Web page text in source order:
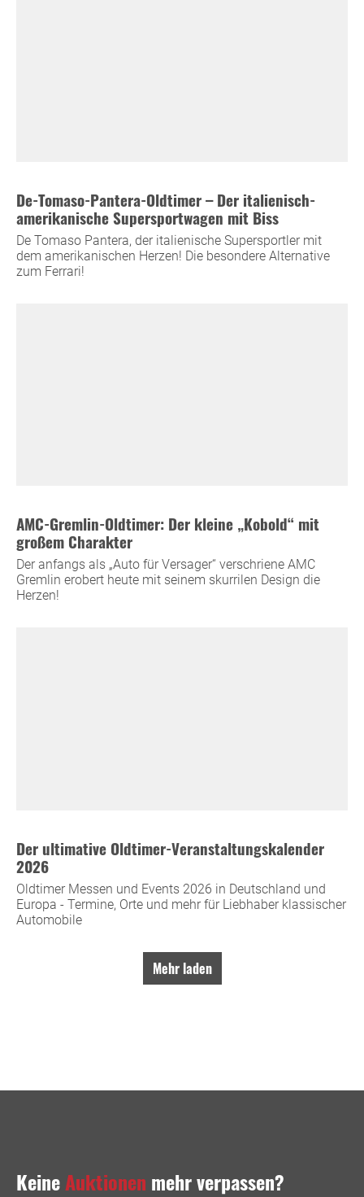
De-Tomaso-Pantera-Oldtimer – Der italienisch-
amerikanische Supersportwagen mit Biss
De Tomaso Pantera, der italienische Supersportler mit
dem amerikanischen Herzen! Die besondere Alternative
zum Ferrari!
AMC-Gremlin-Oldtimer: Der kleine „Kobold“ mit
großem Charakter
Der anfangs als „Auto für Versager“ verschriene AMC
Gremlin erobert heute mit seinem skurrilen Design die
Herzen!
Der ultimative Oldtimer-Veranstaltungskalender
2026
Oldtimer Messen und Events 2026 in Deutschland und
Europa - Termine, Orte und mehr für Liebhaber klassischer
Automobile
Mehr laden
KeineAuktionen mehr verpassen?